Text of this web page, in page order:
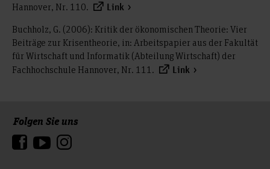
Hannover, Nr. 110.
Link
Buchholz, G. (2006): Kritik der ökonomischen Theorie: Vier
Beiträge zur Krisentheorie, in: Arbeitspapier aus der Fakultät
für Wirtschaft und Informatik (Abteilung Wirtschaft) der
Fachhochschule Hannover, Nr. 111.
Link
Folgen Sie uns